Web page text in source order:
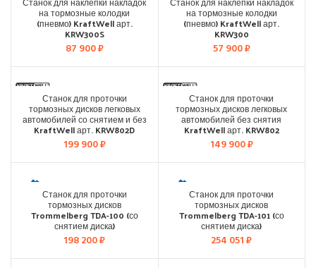
на тормозные колодки
(пневмо) KraftWell арт.
KRW300S
87 900₽
на тормозные колодки
(пневмо) KraftWell арт.
KRW300
57 900₽
Станок для проточки
тормозных дисков легковых
автомобилей со снятием и без
KraftWell арт. KRW802D
199 900₽
Станок для проточки
тормозных дисков легковых
автомобилей без снятия
KraftWell арт. KRW802
149 900₽
Станок для проточки
тормозных дисков
Trommelberg TDA-100 (со
снятием диска)
198 200₽
Станок для проточки
тормозных дисков
Trommelberg TDA-101 (со
снятием диска)
254 051₽